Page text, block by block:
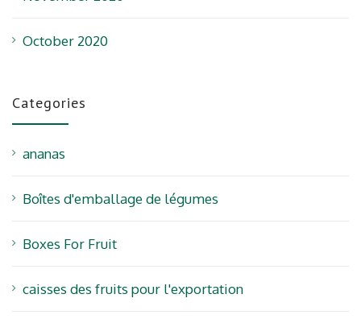
October 2020
Categories
ananas
Boîtes d'emballage de légumes
Boxes For Fruit
caisses des fruits pour l'exportation